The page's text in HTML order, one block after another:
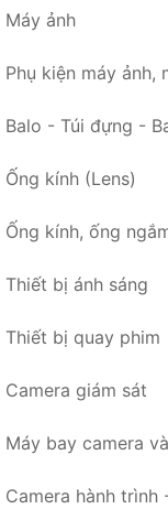
Máy ảnh
Phụ kiện máy ảnh,
Balo - Túi đựng -
Ống kính (Lens)
Ống kính, ống
Thiết bị ánh sáng
Thiết bị quay phim
Camera giám sát
Máy bay camera
Camera hành